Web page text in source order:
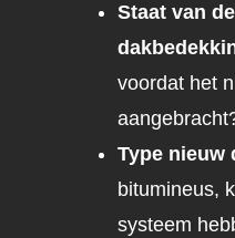
Staat van
voordat het
Type nieuw
bitumineus,
systeem